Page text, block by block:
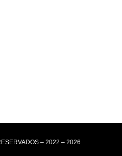
– 2022 – 2026